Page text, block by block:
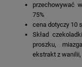
przechowywać
75%
cena dotyczy 10
Skład
proszku,
ekstrakt z